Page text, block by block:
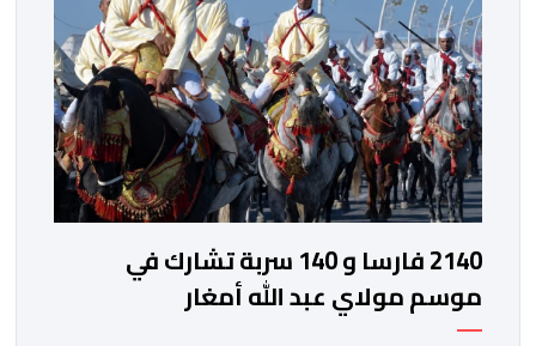
2140 فارسا و 140 سربة تشارك في
موسم مولاي عبد الله أمغار